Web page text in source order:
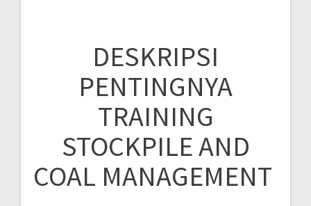
DESKRIPSI
PENTINGNYA
TRAINING
STOCKPILE AND
COAL MANAGEMENT